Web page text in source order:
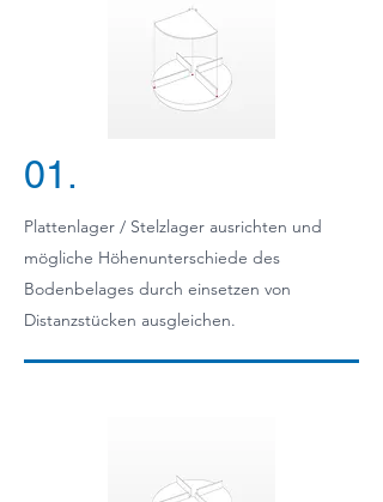
01.
Plattenlager / Stelzlager ausrichten und
mögliche Höhenunterschiede des
Bodenbelages durch einsetzen von
Distanzstücken ausgleichen.